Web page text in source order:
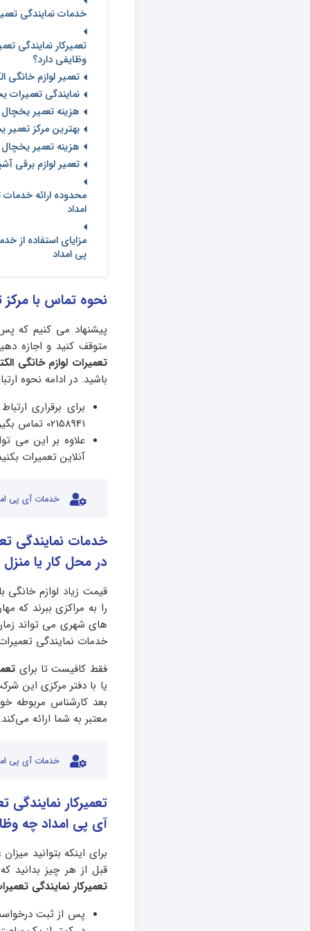
خدمات نمایندگی
تعمیرکار نمایندگی
وظایفی دارد؟
تعمیر لوازم خانگی
نمایندگی تعمیرات
هزینه تعمیر یخچال
بهترین مرکز
هزینه تعمیر
تعمیر لوازم برقی
محدوده ارائه
امداد
مزایای استفاده از
پی امداد
نحوه تماس با مرکز
پیشنهاد می کنیم که
متوقف کنید و اجازه
تعمیرات لوازم خانگی
باشید. در ادامه نحوه
برای برقراری
02158941 تماس بگیرید.
علاوه بر این می
آنلاین تعمیرات
خدمات آی پی
خدمات نمایندگی
در محل کار یا
قیمت زیاد لوازم خانگی
را به مراکزی ببرند که
های شهری می تواند زمان
خدمات نمایندگی
فقط کافیست تا برای
یا با دفتر مرکزی این
بعد کارشناس مربوطه
معتبر به شما ارائه
خدمات آی پی
تعمیرکار نمایندگی
آی پی امداد چه
برای اینکه بتوانید
قبل از هر چیز بدانید
تعمیرکار نمایندگی
پس از ثبت